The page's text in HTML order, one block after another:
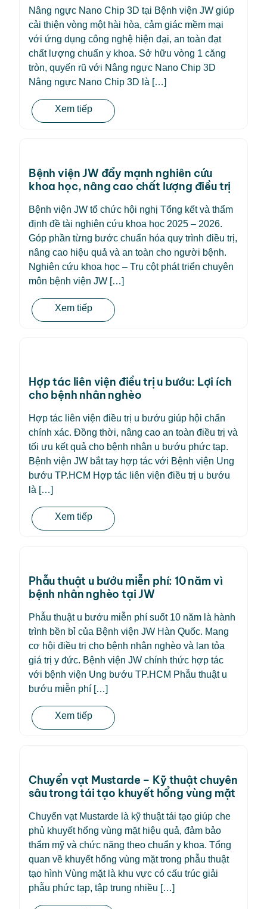
Nâng ngực Nano Chip 3D tại Bệnh viện JW giúp
cải thiện vòng một hài hòa, cảm giác mềm mại
với ứng dụng công nghệ hiện đại, an toàn đạt
chất lượng chuẩn y khoa. Sở hữu vòng 1 căng
tròn, quyến rũ với Nâng ngực Nano Chip 3D
Nâng ngực Nano Chip 3D là […]
Xem tiếp
Bệnh viện JW đẩy mạnh nghiên cứu
khoa học, nâng cao chất lượng điều trị
Bệnh viện JW tổ chức hội nghị Tổng kết và thẩm
định đề tài nghiên cứu khoa học 2025 – 2026.
Góp phần từng bước chuẩn hóa quy trình điều trị,
nâng cao hiệu quả và an toàn cho người bệnh.
Nghiên cứu khoa học – Trụ cột phát triển chuyên
môn bệnh viện JW […]
Xem tiếp
Hợp tác liên viện điều trị u bướu: Lợi ích
cho bệnh nhân nghèo
Hợp tác liên viện điều trị u bướu giúp hội chẩn
chính xác. Đồng thời, nâng cao an toàn điều trị và
tối ưu kết quả cho bệnh nhân u bướu phức tạp.
Bệnh viện JW bắt tay hợp tác với Bệnh viện Ung
bướu TP.HCM Hợp tác liên viện điều trị u bướu
là […]
Xem tiếp
Phẫu thuật u bướu miễn phí: 10 năm vì
bệnh nhân nghèo tại JW
Phẫu thuật u bướu miễn phí suốt 10 năm là hành
trình bền bỉ của Bệnh viện JW Hàn Quốc. Mang
cơ hội điều trị cho bệnh nhân nghèo và lan tỏa
giá trị y đức. Bệnh viện JW chính thức hợp tác
với bệnh viện Ung bướu TP.HCM Phẫu thuật u
bướu miễn phí […]
Xem tiếp
Chuyển vạt Mustarde – Kỹ thuật chuyên
sâu trong tái tạo khuyết hổng vùng mặt
Chuyển vạt Mustarde là kỹ thuật tái tạo giúp che
phủ khuyết hổng vùng mặt hiệu quả, đảm bảo
thẩm mỹ và chức năng theo chuẩn y khoa. Tổng
quan về khuyết hổng vùng mặt trong phẫu thuật
tạo hình Vùng mặt là khu vực có cấu trúc giải
phẫu phức tạp, tập trung nhiều […]